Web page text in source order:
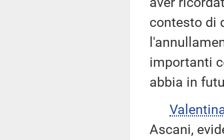
contesto di
importanti
abbia in
Ascani,